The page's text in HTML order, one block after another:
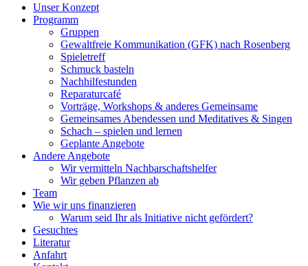
Unser Konzept
Programm
Gruppen
Gewaltfreie Kommunikation (GFK) nach Rosenberg
Spieletreff
Schmuck basteln
Nachhilfestunden
Reparaturcafé
Vorträge, Workshops & anderes Gemeinsame
Gemeinsames Abendessen und Meditatives & Singen
Schach – spielen und lernen
Geplante Angebote
Andere Angebote
Wir vermitteln Nachbarschaftshelfer
Wir geben Pflanzen ab
Team
Wie wir uns finanzieren
Warum seid Ihr als Initiative nicht gefördert?
Gesuchtes
Literatur
Anfahrt